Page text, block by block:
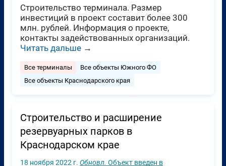
Строительство терминала. Размер
инвестиций в проект составит более 300
млн. рублей. Информация о проекте,
контакты задействованных организаций.
Читать дальше →
Все терминалы
Все объекты Южного ФО
Все объекты Краснодарского края
Строительство и расширение
резервуарных парков в
Краснодарском крае
18 ноября 2022 г. Обновл. Объект введен в